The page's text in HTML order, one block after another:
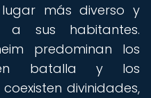
más diverso y
a sus habitantes.
predominan los
batalla y los
divinidades,